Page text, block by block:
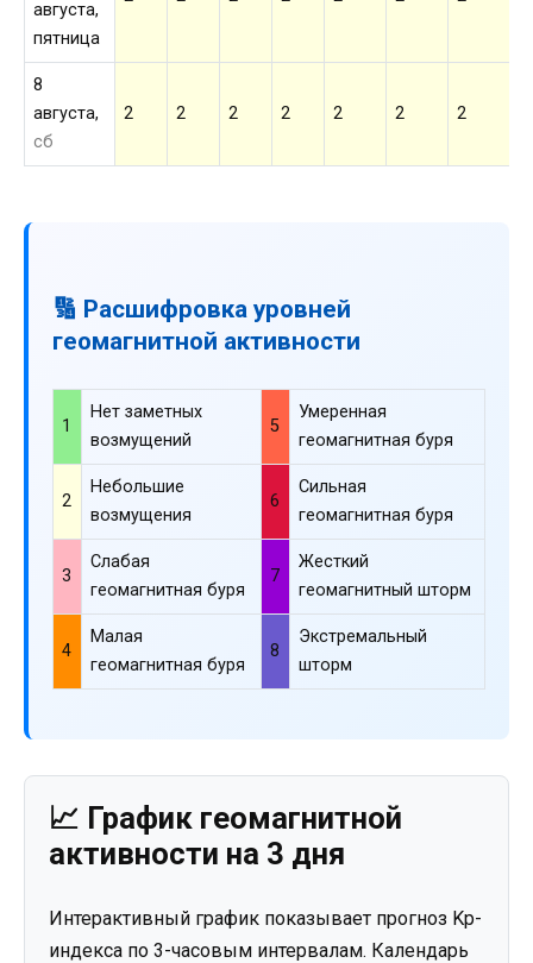
августа,
пятница
8
августа,
сб
2 2 2 2 2 2 2
🔢 Расшифровка уровней
геомагнитной активности
1
Нет заметных
возмущений
5
Умеренная
геомагнитная буря
2
Небольшие
возмущения
6
Сильная
геомагнитная буря
3
Слабая
геомагнитная буря
7
Жесткий
геомагнитный шторм
4
Малая
геомагнитная буря
8
Экстремальный
шторм
📈 График геомагнитной
активности на 3 дня
Интерактивный график показывает прогноз Kp-
индекса по 3-часовым интервалам. Календарь